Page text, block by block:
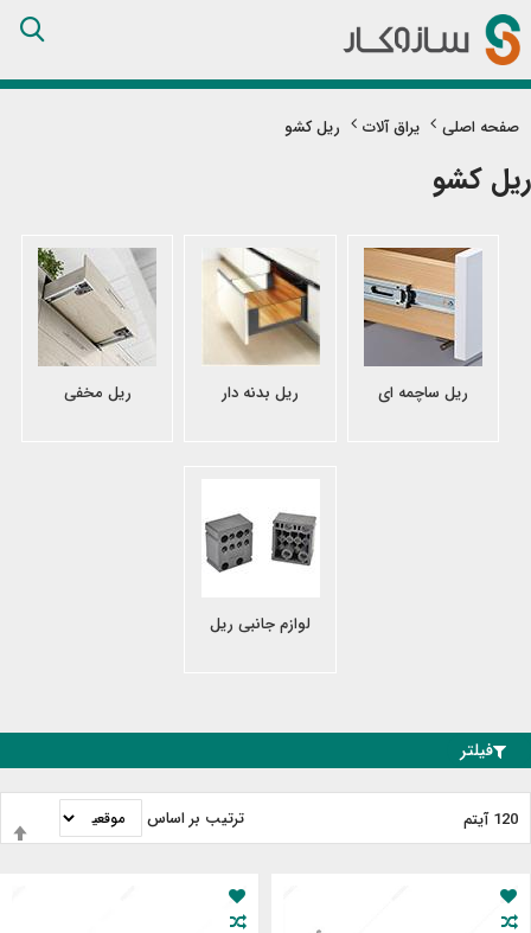
Skip
to
Content
صفحه اصلی یراق آلات ریل کشو
ریل کشو
ریل ساچمه ای ریل بدنه دار ریل مخفی
لوازم جانبی ریل
120آیتم ترتیب بر اساس
فیلتر